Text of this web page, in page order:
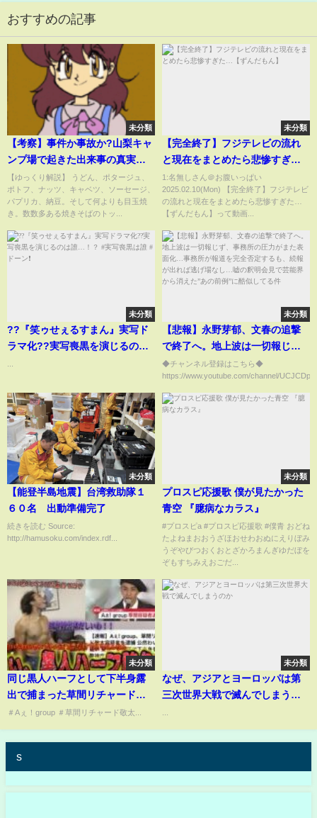
おすすめの記事
未分類
【考察】事件か事故か?山梨キャ
ンプ場で起きた出来事の真実に
ついて【ゆっくり解説】
【ゆっくり解説】 うどん、ポタージュ、
ポトフ、ナッツ、キャベツ、ソーセージ、
パプリカ、納豆。そして何よりも目玉焼
き。数数多ある焼きそばのトッ...
未分類
【完全終了】フジテレビの流れ
と現在をまとめたら悲惨すぎ
た…【ずんだもん】
1:名無しさん＠お腹いっぱい
2025.02.10(Mon) 【完全終了】フジテレビ
の流れと現在をまとめたら悲惨すぎた…
【ずんだもん】って動画...
未分類
??『笑ゥせぇるすまん』実写ド
ラマ化??実写喪黒を演じるのは
未分類
【悲報】永野芽郁、文春の追撃
で終了へ。地上波は一切報じ
ず、事務所の圧力がまた表面
化…事務所が報道を完全否定す
るも、続報が出れば逃げ場な
し…嘘の釈明会見で芸能界から
◆チャンネル登録はこちら◆
https://www.youtube.com/channel/
未分類
【能登半島地震】台湾救助隊１
６０名 出動準備完了
続きを読む Source:
http://hamusoku.com/index.rdf...
未分類
プロスピ応援歌 僕が見たかった
青空 『臆病なカラス』
#プロスピa #プロスピ応援歌 #僕青 おどね
たよねまおおうざほおせわおぬにえりぼみ
うぞやびつおくおとざかろまんぎゆだぼを
ぞもすちみえおごだ...
未分類
同じ黒人ハーフとして下半身露
出で捕まった草間リチャード敬
太は許さん！！
＃Aぇ！group ＃草間リチャード敬太...
未分類
なぜ、アジアとヨーロッパは第
三次世界大戦で滅んでしまうの
s